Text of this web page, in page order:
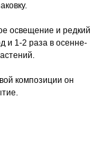
освещение и редкий
и 1-2 раза в осенне-
композиции он